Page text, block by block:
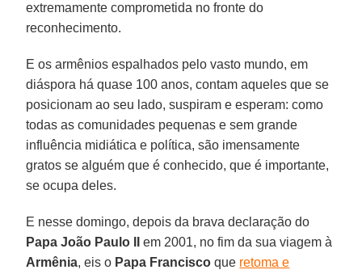
extremamente comprometida no fronte do
reconhecimento.
E os armênios espalhados pelo vasto mundo, em
diáspora há quase 100 anos, contam aqueles que se
posicionam ao seu lado, suspiram e esperam: como
todas as comunidades pequenas e sem grande
influência midiática e política, são imensamente
gratos se alguém que é conhecido, que é importante,
se ocupa deles.
E nesse domingo, depois da brava declaração do
Papa João Paulo II
em 2001, no fim da sua viagem à
Armênia, eis o Papa Francisco que retoma e